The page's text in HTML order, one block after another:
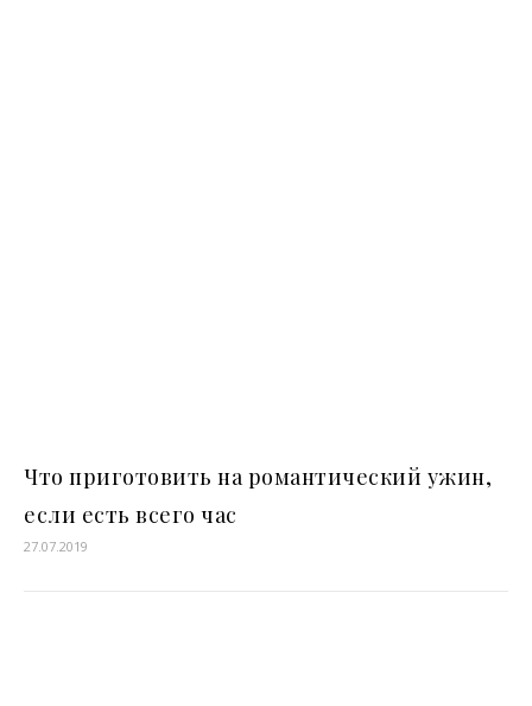
Что приготовить на романтический ужин,
если есть всего час
27.07.2019